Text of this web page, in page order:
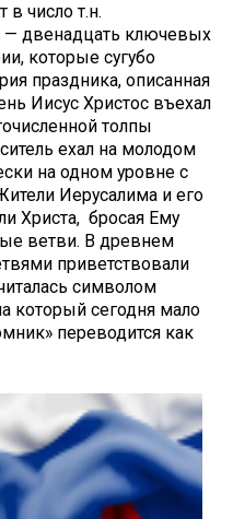
в число т.н.
— двенадцать ключевых
которые сугубо
праздника, описанная
Иисус Христос въехал
толпы
ехал на молодом
на одном уровне с
Иерусалима и его
Христа, бросая Ему
ветви. В древнем
приветствовали
символом
который сегодня мало
переводится как